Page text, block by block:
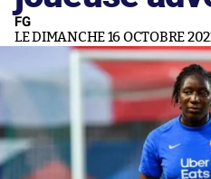
FG
LE DIMANCHE 16 OCTOBRE